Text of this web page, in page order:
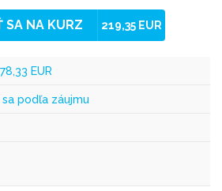
SA NA KURZ 219,35 EUR
EUR
podľa záujmu